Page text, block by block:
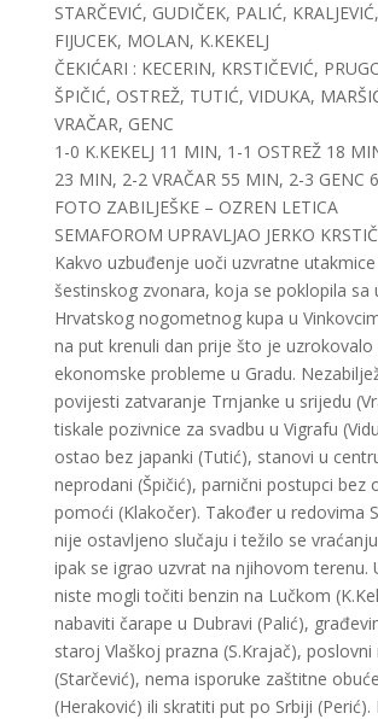
STARČEVIĆ, GUDIČEK, PALIĆ,
FIJUCEK, MOLAN, K.KEKELJ
ČEKIĆARI : KECERIN, KRSTIČEVIĆ,
ŠPIČIĆ, OSTREŽ, TUTIĆ, VIDUKA,
VRAČAR, GENC
1-0 K.KEKELJ 11 MIN, 1-1 OSTREŽ 18
23 MIN, 2-2 VRAČAR 55 MIN, 2-3 GENC
FOTO ZABILJEŠKE – OZREN LETICA
SEMAFOROM UPRAVLJAO JERKO
Kakvo uzbuđenje uoči uzvratne utakmice
šestinskog zvonara, koja se poklopila sa
Hrvatskog nogometnog kupa u
na put krenuli dan prije što je uzrokovalo
ekonomske probleme u Gradu.
povijesti zatvaranje Trnjanke u srijedu
tiskale pozivnice za svadbu u Vigrafu
ostao bez japanki (Tutić), stanovi u
neprodani (Špičić), parnični postupci bez
pomoći (Klakočer). Također u redovima
nije ostavljeno slučaju i težilo se
ipak se igrao uzvrat na njihovom terenu.
niste mogli točiti benzin na Lučkom
nabaviti čarape u Dubravi (Palić),
staroj Vlaškoj prazna (S.Krajač),
(Starčević), nema isporuke zaštitne
(Heraković) ili skratiti put po Srbiji